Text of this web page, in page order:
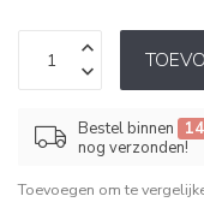
Bestel binnen
nog verzonden!
Toevoegen om te